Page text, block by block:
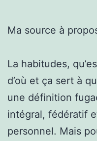
Ma source à
La habitudes,
d’où et ça sert à
une définition
intégral, fédératif
personnel. Mais